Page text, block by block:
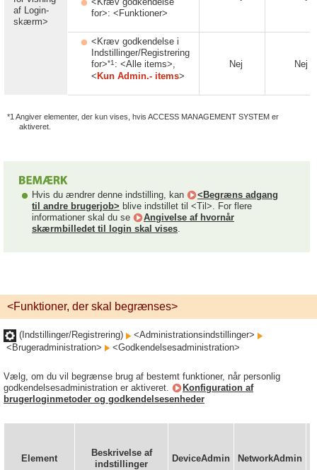
af Login-
skærm>
for>: <Funktioner>
<Kræv godkendelse i
Indstillinger/Registrering
for>*1 : <Alle items>,
< Kun Admin.- items>
Nej Nej
*1 Angiver elementer, der kun vises, hvis ACCESS MANAGEMENT SYSTEM er
aktiveret.
Hvis du ændrer denne indstilling, kan
<Begræns adgang
til andre brugerjob> blive indstillet til <Til>. For flere
informationer skal du se
Angivelse af hvornår
skærmbilledet til login skal vises.
<Funktioner, der skal begrænses>
(Indstillinger/Registrering)
<Administrationsindstillinger>
<Brugeradministration>
<Godkendelsesadministration>
Vælg, om du vil begrænse brug af bestemt funktioner, når personlig
godkendelsesadministration er aktiveret.
Konfiguration af
brugerloginmetoder og godkendelsesenheder
Element
Beskrivelse af
indstillinger
DeviceAdmin NetworkAdmin